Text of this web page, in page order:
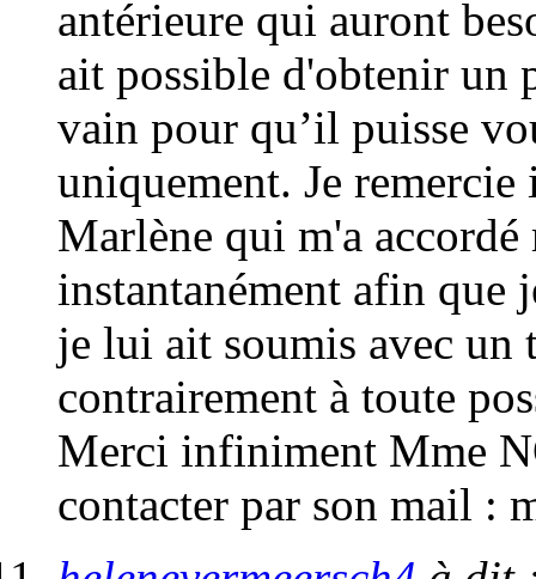
antérieure qui auront
ait possible d'obtenir un
vain pour qu’il puisse
uniquement. Je
Marlène qui m'a
instantanément afin que
je lui ait soumis avec un
contrairement à toute
Merci infiniment Mme
contacter par son mail :